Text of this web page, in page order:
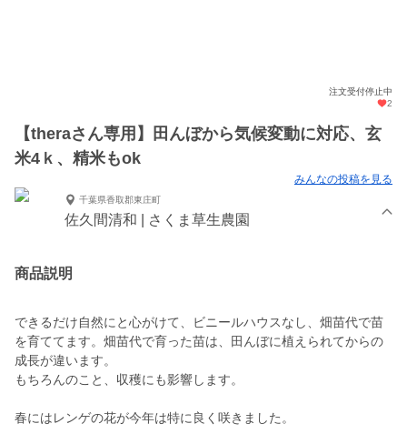
注文受付停止中
2
【theraさん専用】田んぼから気候変動に対応、玄
米4ｋ、精米もok
みんなの投稿を見る
千葉県香取郡東庄町
佐久間清和 | さくま草生農園
商品説明
できるだけ自然にと心がけて、ビニールハウスなし、畑苗代で苗
を育ててます。畑苗代で育った苗は、田んぼに植えられてからの
成長が違います。
もちろんのこと、収穫にも影響します。
春にはレンゲの花が今年は特に良く咲きました。